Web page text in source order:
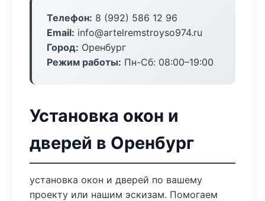
Телефон: 8 (992) 586 12 96
Email: info@artelremstroyso974.ru
Город: Оренбург
Режим работы: Пн-Сб: 08:00–19:00
Установка окон и
дверей в Оренбург
установка окон и дверей по вашему
проекту или нашим эскизам. Помогаем